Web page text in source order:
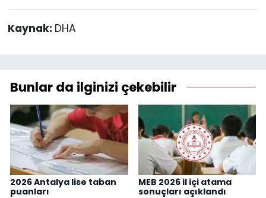
Kaynak: DHA
Bunlar da ilginizi çekebilir
2026 Antalya lise taban
puanları
MEB 2026 il içi atama
sonuçları açıklandı